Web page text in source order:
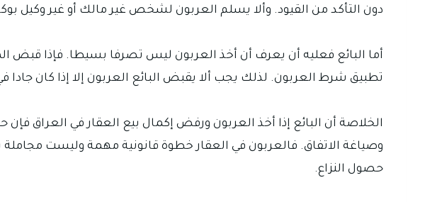
دون التأكد من القيود. وألا يسلم العربون لشخص غير مالك أو غير وكيل
أما البائع فعليه أن يعرف أن أخذ العربون ليس تصرفا بسيطا. فإذا قبض
تطبيق شرط العربون. لذلك يجب ألا يقبض البائع العربون إلا إذا كان جادا
الخلاصة أن البائع إذا أخذ العربون ورفض إكمال بيع العقار في العراق
وصياغة الاتفاق. فالعربون في العقار خطوة قانونية مهمة وليست
حصول النزاع.